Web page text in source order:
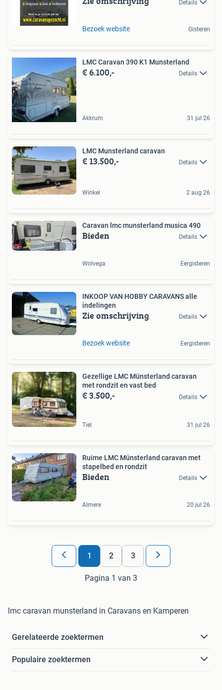
Details
Bezoek website Gisteren
LMC Caravan 390 K1 Munsterland
€ 6.100,- Details
Akkrum 31 jul 26
LMC Munsterland caravan
€ 13.500,- Details
Winkel 2 aug 26
Caravan lmc munsterland musica 490
Bieden Details
Wolvega Eergisteren
INKOOP VAN HOBBY CARAVANS alle
indelingen
Zie omschrijving Details
Bezoek website Eergisteren
Gezellige LMC Münsterland caravan
met rondzit en vast bed
€ 3.500,- Details
Tiel 31 jul 26
Ruime LMC Münsterland caravan met
stapelbed en rondzit
Bieden Details
Almere 20 jul 26
1 2 3
Pagina 1 van 3
lmc caravan munsterland in Caravans en Kamperen
Gerelateerde zoektermen
Populaire zoektermen